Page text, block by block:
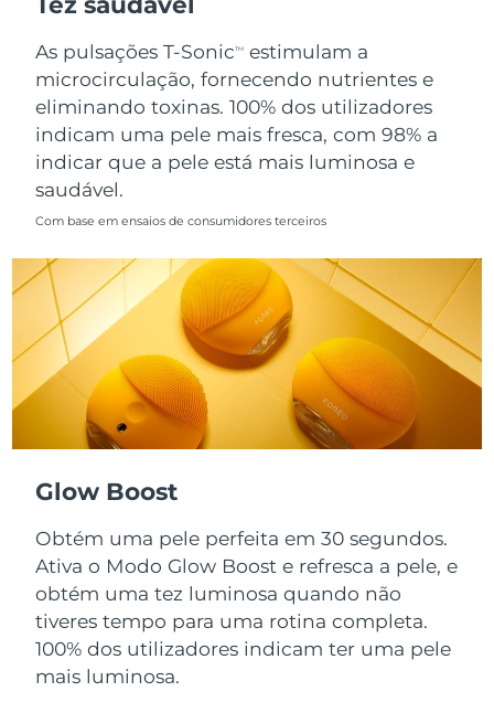
As pulsações T-SonicTM
estimulam a
microcirculação, fornecendo nutrientes e
eliminando toxinas. 100% dos utilizadores
indicam uma pele mais fresca, com 98% a
indicar que a pele está mais luminosa e
saudável.
Com base em ensaios de consumidores terceiros
Glow Boost
Obtém uma pele perfeita em 30 segundos.
Ativa o Modo Glow Boost e refresca a pele, e
obtém uma tez luminosa quando não
tiveres tempo para uma rotina completa.
100% dos utilizadores indicam ter uma pele
mais luminosa.
Singapura Entrega prevista
Eslováquia
Eslovênia Entrega prevista8/10/26
África do Sul
Espanha Entrega prevista 8/10/26
Suécia Entrega prevista 8/10/26
Suíça Entrega prevista8/10/26
Taiwan
Tailândia
Turquia Entrega prevista 8/11/26
Emirados Árabes
Unidos
Entrega prevista8/11/26
Reino Unido